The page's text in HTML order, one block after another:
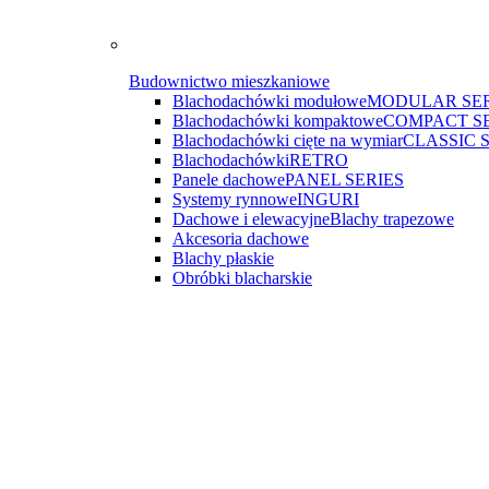
Budownictwo mieszkaniowe
Blachodachówki modułoweMODULAR
Blachodachówki kompaktoweCOMPACT
Blachodachówki cięte na wymiarCLASSIC
BlachodachówkiRETRO
Panele dachowePANEL SERIES
Systemy rynnoweINGURI
Dachowe i elewacyjneBlachy trapezowe
Akcesoria dachowe
Blachy płaskie
Obróbki blacharskie